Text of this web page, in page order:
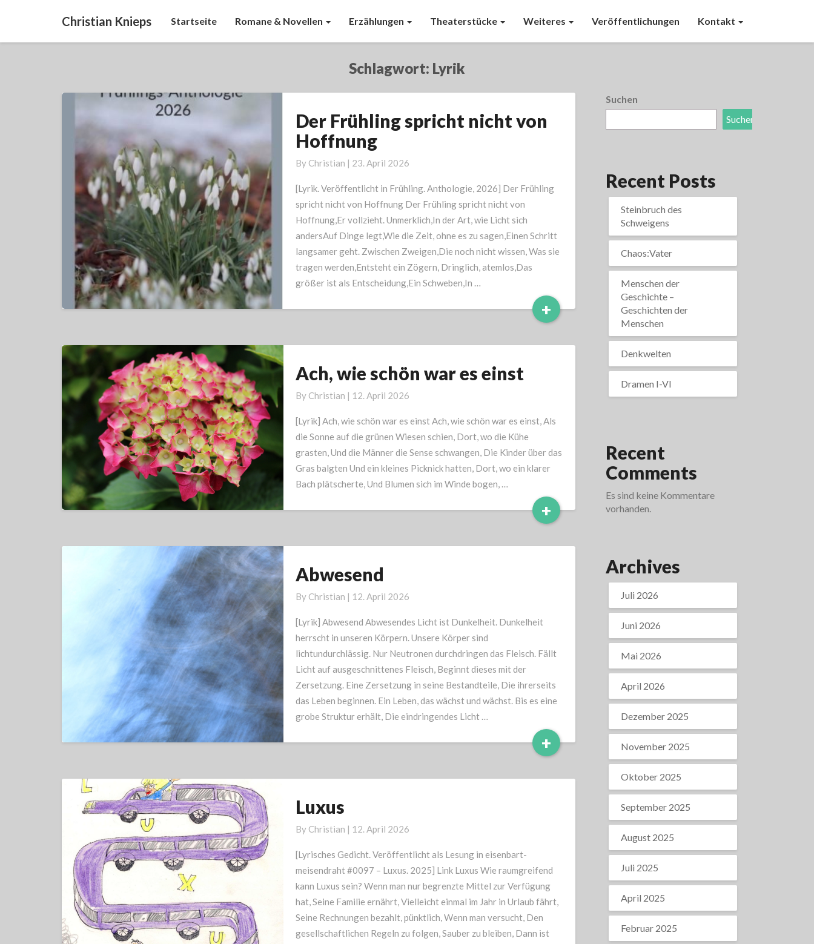
Christian Knieps Startseite Romane & Novellen Erzählungen Theaterstücke Weiteres Veröffentlichungen Kontakt
Schlagwort: Lyrik
Der
Frühling
spricht
nicht
Hoffnung
Der Frühling spricht nicht von
Hoffnung
By Christian | 23. April 2026
[Lyrik. Veröffentlicht in Frühling. Anthologie, 2026] Der Frühling
spricht nicht von Hoffnung Der Frühling spricht nicht von
Hoffnung,Er vollzieht. Unmerklich,In der Art, wie Licht sich
andersAuf Dinge legt,Wie die Zeit, ohne es zu sagen,Einen Schritt
langsamer geht. Zwischen Zweigen,Die noch nicht wissen, Was sie
tragen werden,Entsteht ein Zögern, Dringlich, atemlos,Das
größer ist als Entscheidung,Ein Schweben,In …
+Read
More
Ach,
schön
war
es
Ach, wie schön war es einst
By Christian | 12. April 2026
[Lyrik] Ach, wie schön war es einst Ach, wie schön war es einst, Als
die Sonne auf die grünen Wiesen schien, Dort, wo die Kühe
grasten, Und die Männer die Sense schwangen, Die Kinder über das
Gras balgten Und ein kleines Picknick hatten, Dort, wo ein klarer
Bach plätscherte, Und Blumen sich im Winde bogen, …
+Read
More
Abwesend
Abwesend
By Christian | 12. April 2026
[Lyrik] Abwesend Abwesendes Licht ist Dunkelheit. Dunkelheit
herrscht in unseren Körpern. Unsere Körper sind
lichtundurchlässig. Nur Neutronen durchdringen das Fleisch. Fällt
Licht auf ausgeschnittenes Fleisch, Beginnt dieses mit der
Zersetzung. Eine Zersetzung in seine Bestandteile, Die ihrerseits
das Leben beginnen. Ein Leben, das wächst und wächst. Bis es eine
grobe Struktur erhält, Die eindringendes Licht …
+Read
More
Luxus
Luxus
By Christian | 12. April 2026
[Lyrisches Gedicht. Veröffentlicht als Lesung in eisenbart-
meisendraht #0097 – Luxus. 2025] Link Luxus Wie raumgreifend
kann Luxus sein? Wenn man nur begrenzte Mittel zur Verfügung
hat, Seine Familie ernährt, Vielleicht einmal im Jahr in Urlaub fährt,
Seine Rechnungen bezahlt, pünktlich, Wenn man versucht, Den
gesellschaftlichen Regeln zu folgen, Sauber zu bleiben, Dann ist
Suchen
Suchen
Recent Posts
Steinbruch des
Schweigens
Chaos:Vater
Menschen der
Geschichte –
Geschichten der
Menschen
Denkwelten
Dramen I-VI
Recent
Comments
Es sind keine Kommentare
vorhanden.
Archives
Juli 2026
Juni 2026
Mai 2026
April 2026
Dezember 2025
November 2025
Oktober 2025
September 2025
August 2025
Juli 2025
April 2025
Februar 2025